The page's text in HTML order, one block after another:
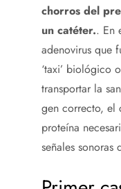
chorros del
un catéter.. En
adenovirus que
‘taxi’ biológico
transportar la
gen correcto, el
proteína
señales